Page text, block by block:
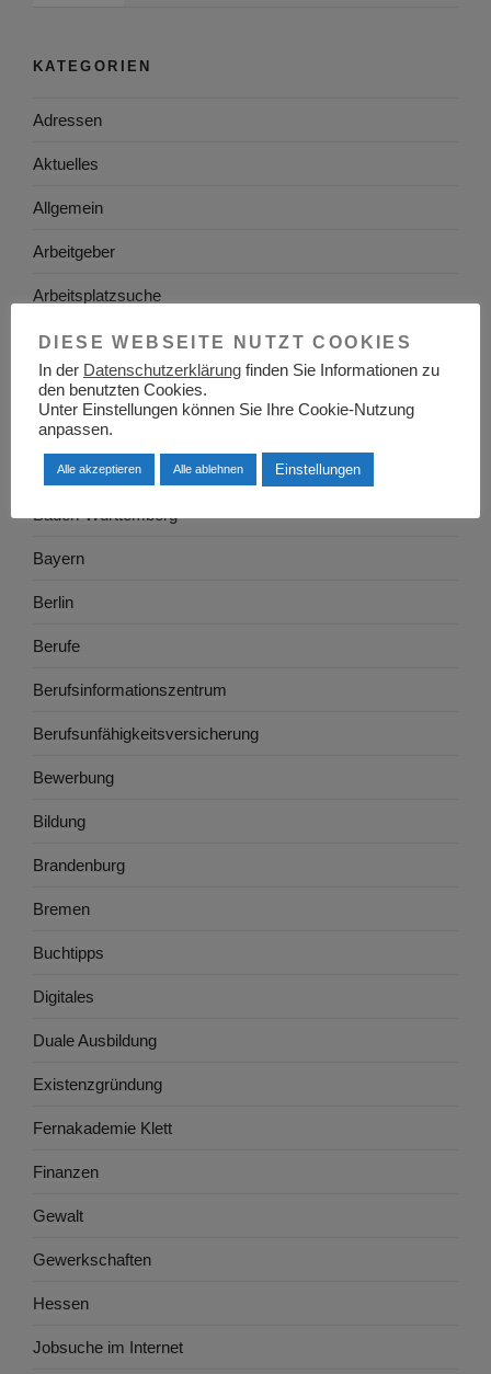
KATEGORIEN
Adressen
Aktuelles
Allgemein
Arbeitgeber
Arbeitsplatzsuche
Arbeitsrecht
Arbeitswelt
Arbeitszeugnis
Ausbildung
Baden-Württemberg
Bayern
Berlin
Berufe
Berufsinformationszentrum
Berufsunfähigkeitsversicherung
Bewerbung
Bildung
Brandenburg
Bremen
Buchtipps
Digitales
Duale Ausbildung
Existenzgründung
Fernakademie Klett
Finanzen
Gewalt
Gewerkschaften
Hessen
Jobsuche im Internet
DIESE WEBSEITE NUTZT COOKIES
In der Datenschutzerklärung finden Sie Informationen zu
den benutzten Cookies.
Unter Einstellungen können Sie Ihre Cookie-Nutzung
anpassen.
Alle akzeptieren Alle ablehnen Einstellungen